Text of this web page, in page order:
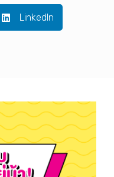
LinkedIn